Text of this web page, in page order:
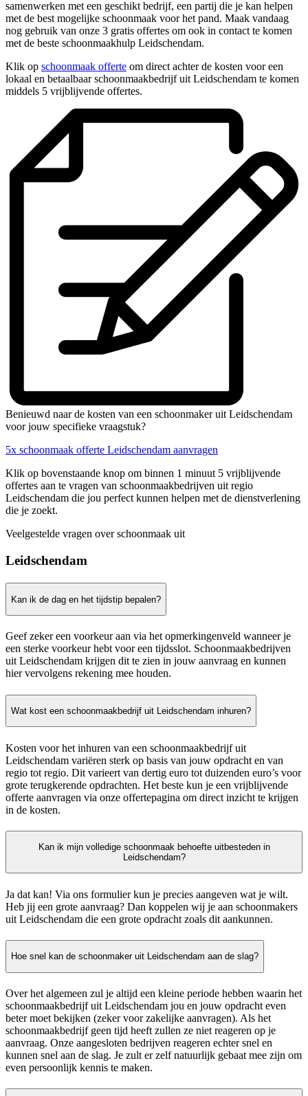
samenwerken met een geschikt bedrijf, een partij die je kan helpen
met de best mogelijke schoonmaak voor het pand. Maak vandaag
nog gebruik van onze 3 gratis offertes om ook in contact te komen
met de beste schoonmaakhulp Leidschendam.
Klik op schoonmaak offerte om direct achter de kosten voor een
lokaal en betaalbaar schoonmaakbedrijf uit Leidschendam te komen
middels 5 vrijblijvende offertes.
Benieuwd naar de kosten van een schoonmaker uit Leidschendam
voor jouw specifieke vraagstuk?
5x schoonmaak offerte Leidschendam aanvragen
Klik op bovenstaande knop om binnen 1 minuut 5 vrijblijvende
offertes aan te vragen van schoonmaakbedrijven uit regio
Leidschendam die jou perfect kunnen helpen met de dienstverlening
die je zoekt.
Veelgestelde vragen over schoonmaak uit
Leidschendam
Kan ik de dag en het tijdstip bepalen?
Geef zeker een voorkeur aan via het opmerkingenveld wanneer je
een sterke voorkeur hebt voor een tijdsslot. Schoonmaakbedrijven
uit Leidschendam krijgen dit te zien in jouw aanvraag en kunnen
hier vervolgens rekening mee houden.
Wat kost een schoonmaakbedrijf uit Leidschendam inhuren?
Kosten voor het inhuren van een schoonmaakbedrijf uit
Leidschendam variëren sterk op basis van jouw opdracht en van
regio tot regio. Dit varieert van dertig euro tot duizenden euro’s voor
grote terugkerende opdrachten. Het beste kun je een vrijblijvende
offerte aanvragen via onze offertepagina om direct inzicht te krijgen
in de kosten.
Kan ik mijn volledige schoonmaak behoefte uitbesteden in
Leidschendam?
Ja dat kan! Via ons formulier kun je precies aangeven wat je wilt.
Heb jij een grote aanvraag? Dan koppelen wij je aan schoonmakers
uit Leidschendam die een grote opdracht zoals dit aankunnen.
Hoe snel kan de schoonmaker uit Leidschendam aan de slag?
Over het algemeen zul je altijd een kleine periode hebben waarin het
schoonmaakbedrijf uit Leidschendam jou en jouw opdracht even
beter moet bekijken (zeker voor zakelijke aanvragen). Als het
schoonmaakbedrijf geen tijd heeft zullen ze niet reageren op je
aanvraag. Onze aangesloten bedrijven reageren echter snel en
kunnen snel aan de slag. Je zult er zelf natuurlijk gebaat mee zijn om
even persoonlijk kennis te maken.